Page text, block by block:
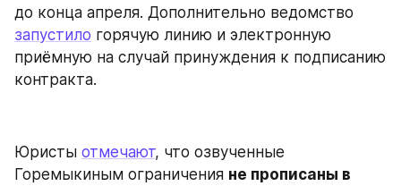
запустило горячую линию и электронную
приёмную на случай принуждения к подписанию
контракта.
Юристы отмечают, что озвученные
Горемыкиным ограничения не прописаны в